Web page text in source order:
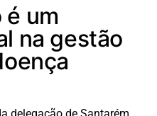
é um
na gestão
delegação de Santarém